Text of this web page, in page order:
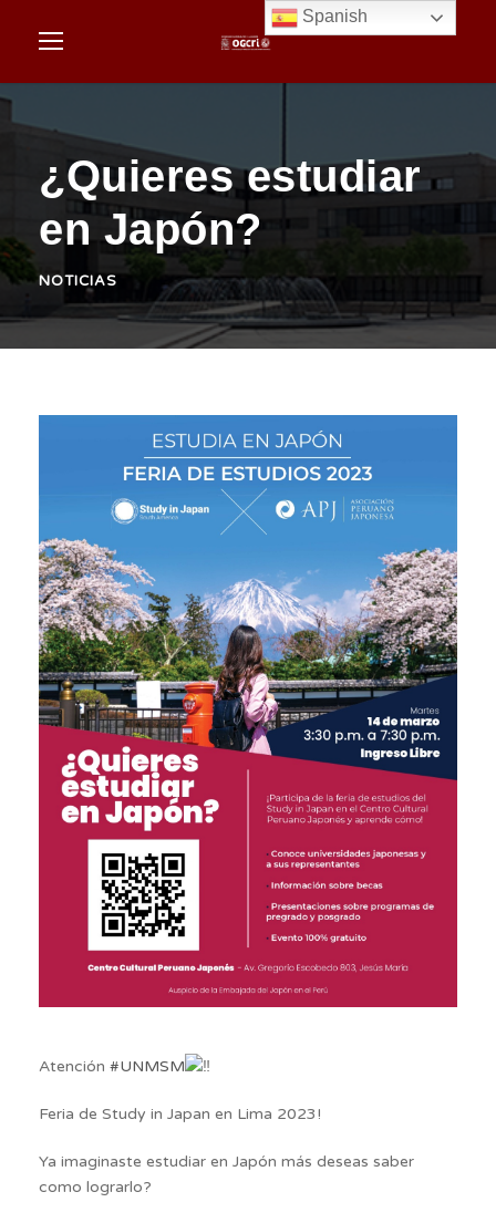
¿Quieres estudiar
en Japón?
NOTICIAS
Atención #UNMSM
Feria de Study in Japan en Lima 2023!
Ya imaginaste estudiar en Japón más deseas saber
como lograrlo?
Spanish